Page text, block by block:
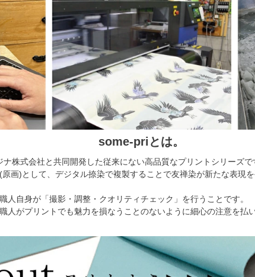
some-priとは。
ナ株式会社と共同開発した従来にない高品質なプリントシリーズで
画)として、デジタル捺染で複製することで友禅染が新たな表現を
人自身が「撮影・調整・クオリティチェック」を行うことです。
人がプリントでも魅力を損なうことのないように細心の注意を払